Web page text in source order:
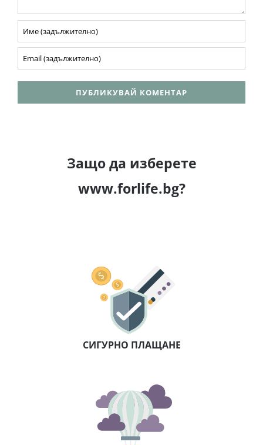
Защо да изберете
www.forlife.bg?
СИГУРНО ПЛАЩАНЕ